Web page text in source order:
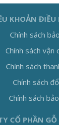
KHOẢN ĐIỀU
Chính sách
Chính sách vận
Chính sách
Chính sách
Chính sách
CỔ PHẦN